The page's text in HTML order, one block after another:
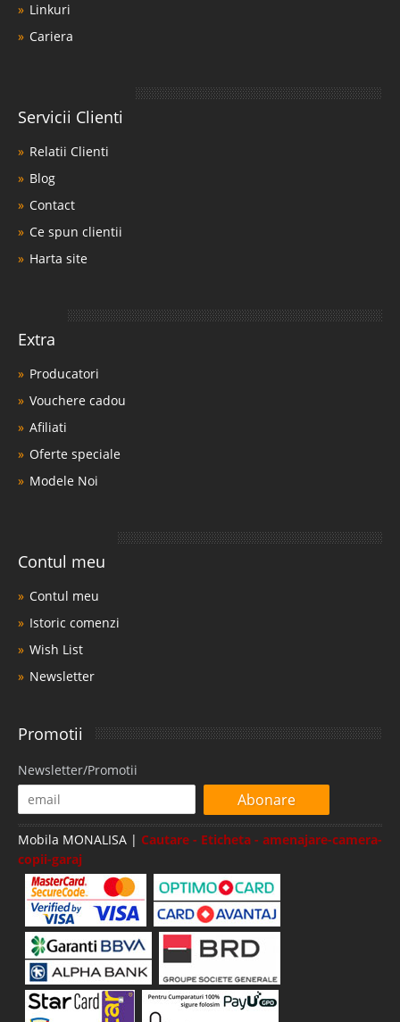
Linkuri
Cariera
Servicii Clienti
Relatii Clienti
Blog
Contact
Ce spun clientii
Harta site
Extra
Producatori
Vouchere cadou
Afiliati
Oferte speciale
Modele Noi
Contul meu
Contul meu
Istoric comenzi
Wish List
Newsletter
Promotii
Newsletter/Promotii
Abonare
Mobila MONALISA | Cautare - Eticheta - amenajare-camera-
copii-garaj